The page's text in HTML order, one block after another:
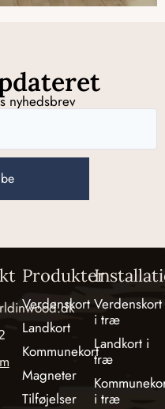
nyhedsbrev
Produkter
Verdenskort
Landkort
Kommunekort
Magneter
Tilføjelser
Verdenskort
i træ
Landkort i
træ
i træ